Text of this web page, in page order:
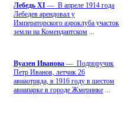
Лебедь ХI — В апреле 1914 года
Лебедев арендовал у
Императорского аэроклуба участок
земли на Комендантском
Вуазен Иванова — Подпоручик
Петр Иванов, летчик 26
авиаотряда, в 1916 году в шестом
авиапарке в городе Жмеринке